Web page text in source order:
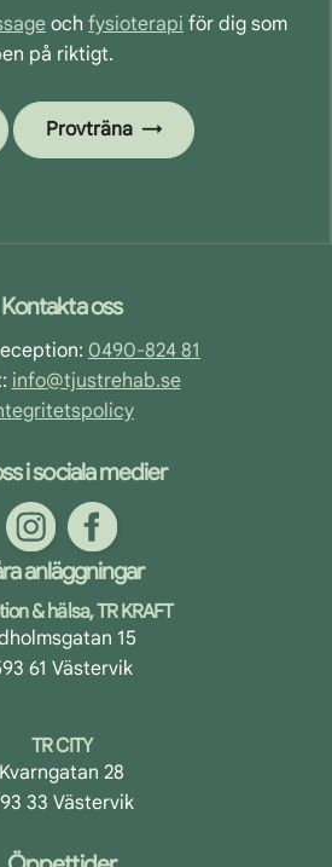
och fysioterapi för dig som
på riktigt.
Provträna
Footer
Kontakta oss
0490-824 81
info@tjustrehab.se
i sociala medier
anläggningar
& hälsa, TR KRAFT
15
61 Västervik
TR CITY
Kvarngatan 28
33 Västervik